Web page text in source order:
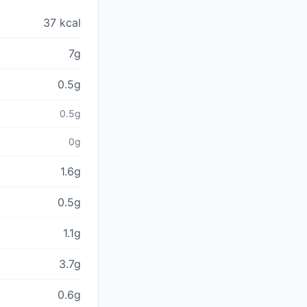
37 kcal
7g
0.5g
0.5g
0g
1.6g
0.5g
1.1g
3.7g
0.6g